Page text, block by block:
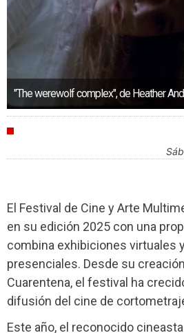
"The werewolf complex", de Heather
El Festival de Cine y Arte
en su edición 2025 con una
combina exhibiciones virtuales
presenciales. Desde su
Cuarentena, el festival ha
difusión del cine de
Este año, el reconocido